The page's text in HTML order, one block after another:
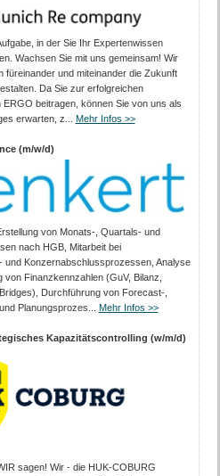
in der Sie Ihr Expertenwissen
Wachsen Sie mit uns gemeinsam! Wir
füreinander und miteinander die Zukunft
Da Sie zur erfolgreichen
ERGO beitragen, können Sie von uns als
erwarten, z...
Mehr Infos >>
(m/w/d)
von Monats‑, Quartals‑ und
nach HGB, Mitarbeit bei
und Konzernabschlussprozessen, Analyse
von Finanzkennzahlen (GuV, Bilanz,
Durchführung von Forecast‑,
Planungsprozes... Mehr Infos >>
Kapazitätscontrolling (w/m/d)
sagen! Wir - die HUK-COBURG